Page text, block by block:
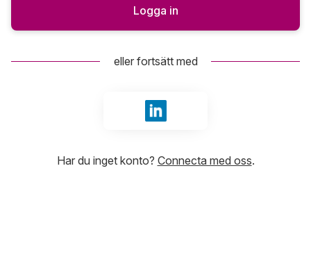
Logga in
eller fortsätt med
Logga in med LinkedIn
Har du inget konto? Connecta med oss.